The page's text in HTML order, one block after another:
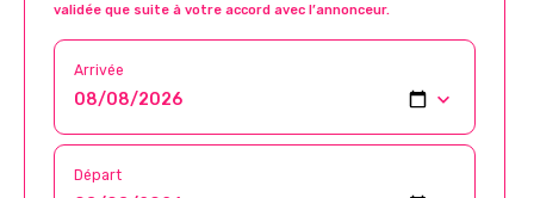
validée que suite à votre accord avec l’annonceur.
Arrivée
Départ